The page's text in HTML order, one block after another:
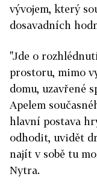
vývojem, který
dosavadních
"Jde o
prostoru, mimo
domu, uzavřené
Apelem
hlavní postava
odhodit, uvidět
najít v sobě tu
Nytra.